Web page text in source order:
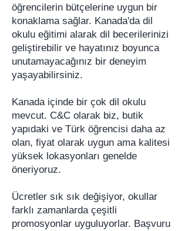
öğrencilerin bütçelerine uygun bir
konaklama sağlar. Kanada'da dil
okulu eğitimi alarak dil becerilerinizi
geliştirebilir ve hayatınız boyunca
unutamayacağınız bir deneyim
yaşayabilirsiniz.
​​Kanada içinde bir çok dil okulu
mevcut. C&C olarak biz, butik
yapıdaki ve Türk öğrencisi daha az
olan, fiyat olarak uygun ama kalitesi
yüksek lokasyonları genelde
öneriyoruz.
Ücretler sık sık değişiyor, okullar
farklı zamanlarda çeşitli
promosyonlar uyguluyorlar. Başvuru